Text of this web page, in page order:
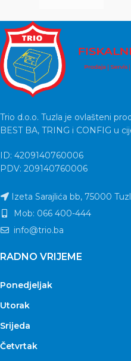
Trio d.o.o. Tuzla je ovlašteni
BEST BA, TRING i CONFIG u
ID: 4209140760006
PDV: 209140760006
Izeta Sarajlića bb, 75000
Mob: 066 400-444
info@trio.ba
RADNO VRIJEME
Ponedjeljak
Utorak
Srijeda
Četvrtak